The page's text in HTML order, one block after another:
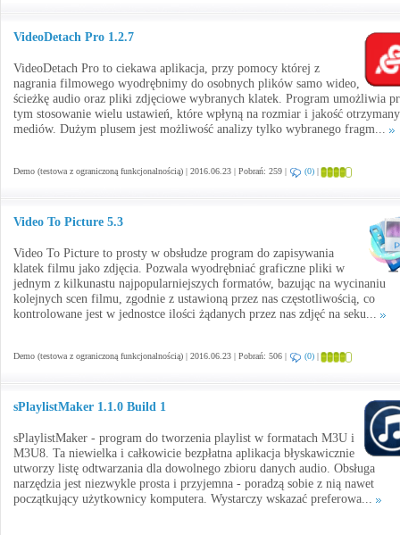
VideoDetach Pro 1.2.7
VideoDetach Pro to ciekawa aplikacja, przy pomocy której z
nagrania filmowego wyodrębnimy do osobnych plików samo wideo,
ścieżkę audio oraz pliki zdjęciowe wybranych klatek. Program umożliwia
tym stosowanie wielu ustawień, które wpłyną na rozmiar i jakość
mediów. Dużym plusem jest możliwość analizy tylko wybranego fragm...
Demo (testowa z ograniczoną funkcjonalnością) | 2016.06.23 | Pobrań: 259 | (0) |
Video To Picture 5.3
Video To Picture to prosty w obsłudze program do zapisywania
klatek filmu jako zdjęcia. Pozwala wyodrębniać graficzne pliki w
jednym z kilkunastu najpopularniejszych formatów, bazując na wycinaniu
kolejnych scen filmu, zgodnie z ustawioną przez nas częstotliwością, co
kontrolowane jest w jednostce ilości żądanych przez nas zdjęć na seku...
Demo (testowa z ograniczoną funkcjonalnością) | 2016.06.23 | Pobrań: 506 | (0) |
sPlaylistMaker 1.1.0 Build 1
sPlaylistMaker - program do tworzenia playlist w formatach M3U i
M3U8. Ta niewielka i całkowicie bezpłatna aplikacja błyskawicznie
utworzy listę odtwarzania dla dowolnego zbioru danych audio. Obsługa
narzędzia jest niezwykle prosta i przyjemna - poradzą sobie z nią nawet
początkujący użytkownicy komputera. Wystarczy wskazać preferowa...